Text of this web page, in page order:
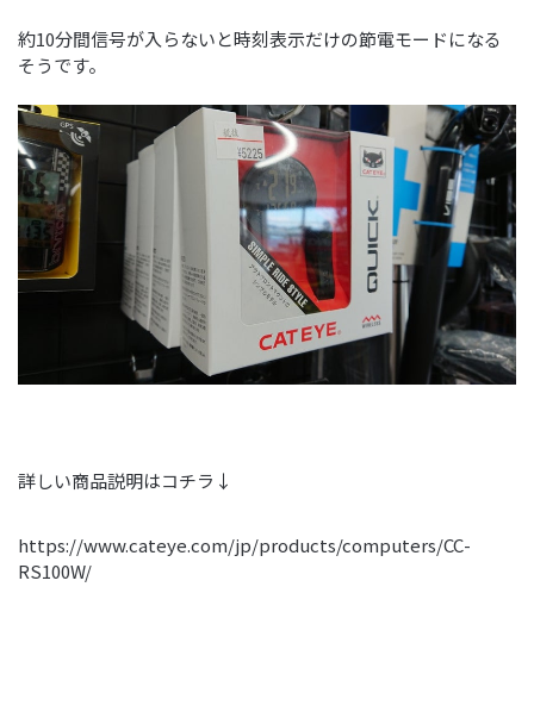
約10分間信号が入らないと時刻表示だけの節電モードになる
そうです。
詳しい商品説明はコチラ↓
https://www.cateye.com/jp/products/computers/CC-
RS100W/